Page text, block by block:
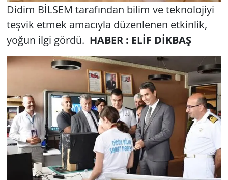
Didim BİLSEM ta­ra­fın­dan bilim ve tek­no­lo­ji­yi
teş­vik etmek ama­cıy­la dü­zen­le­nen et­kin­lik,
yoğun ilgi gördü. HABER : ELİF DİKBAŞ